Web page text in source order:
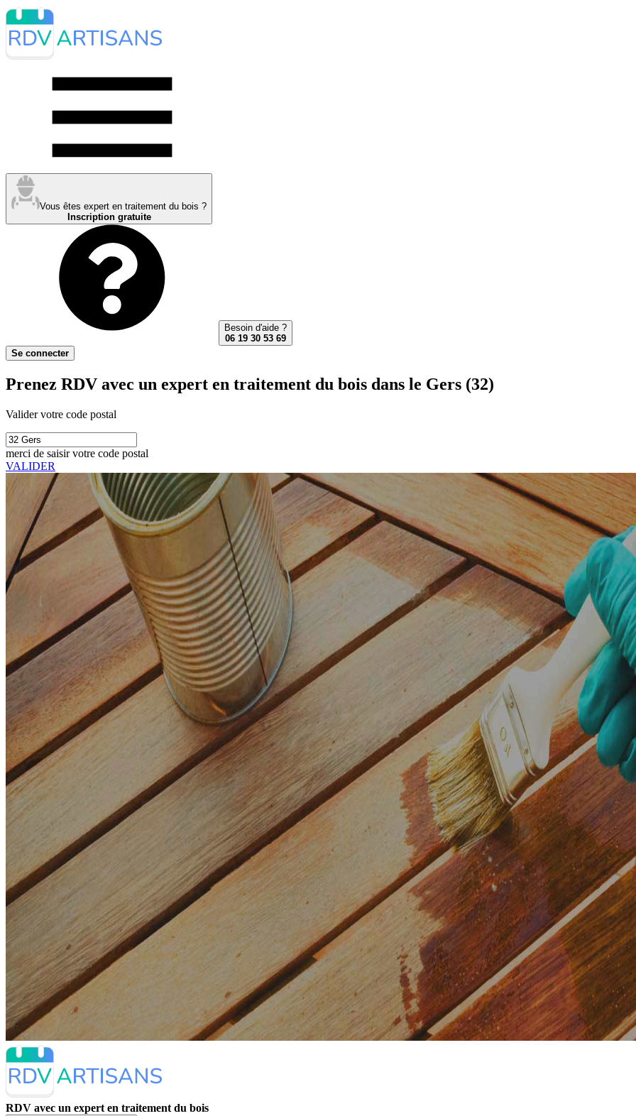
Vous êtes expert en traitement du bois ?
Inscription gratuite
Besoin d'aide ?
06 19 30 53 69
Se connecter
Prenez RDV avec un expert en traitement du bois dans le Gers (32)
Valider votre code postal
merci de saisir votre code postal
VALIDER
RDV avec un expert en traitement du bois